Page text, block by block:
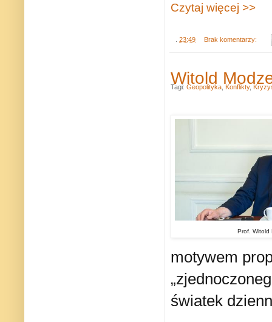
Czytaj więcej >>
23:49 Brak komentarzy:
Witold
Prof. Witold
motywem
światek
Tagi: Geopolityka Konflikty,